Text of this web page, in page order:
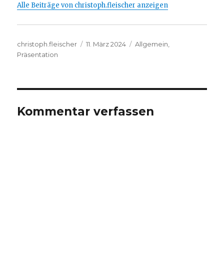
Alle Beiträge von christoph.fleischer anzeigen
Autor
christoph.fleischer
Veröffentlicht
11. März 2024 Kategorien
Allgemein
Präsentation
Kommentar verfassen